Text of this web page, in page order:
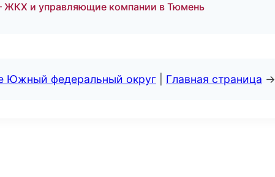
и управляющие компании в Тюмень
Южный федеральный округ Главная страница →